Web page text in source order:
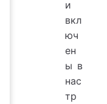
и
вкл
юч
ен
ы в
нас
тр